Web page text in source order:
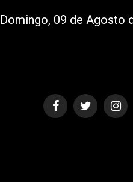
Domingo, 09 de Agosto